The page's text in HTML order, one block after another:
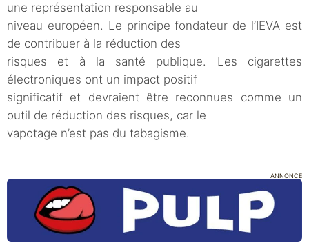
une représentation responsable au
niveau européen. Le principe fondateur de l’IEVA est
de contribuer à la réduction des
risques et à la santé publique. Les cigarettes
électroniques ont un impact positif
significatif et devraient être reconnues comme un
outil de réduction des risques, car le
vapotage n’est pas du tabagisme.
ANNONCE